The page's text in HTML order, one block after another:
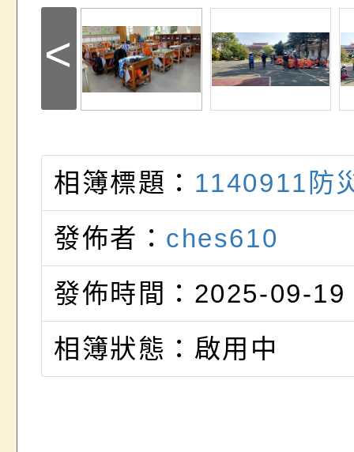
<
相簿標題： 1140911防
發佈者： ches610
發佈時間：2025-09-19
相簿狀態：啟用中